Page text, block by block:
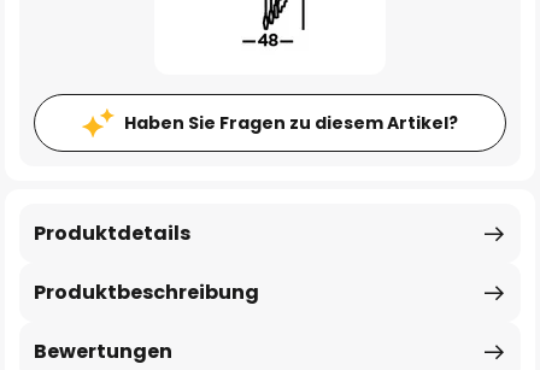
Haben Sie Fragen zu diesem Artikel?
Produktbeschreibung
Produktdetails
Bewertungen